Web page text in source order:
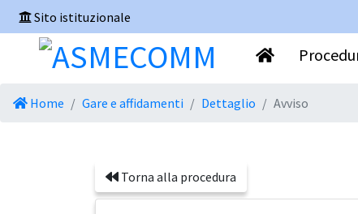
Sito istituzionale
Home Gare e affidamenti Dettaglio Avviso
Torna alla procedura